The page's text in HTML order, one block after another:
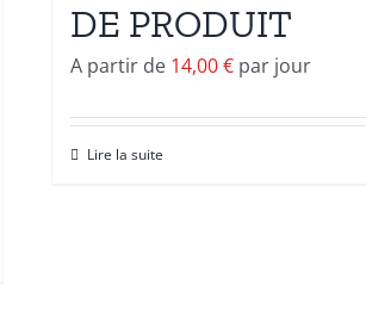
DE PRODUIT
A partir de 14,00€ par jour
Lire la suite